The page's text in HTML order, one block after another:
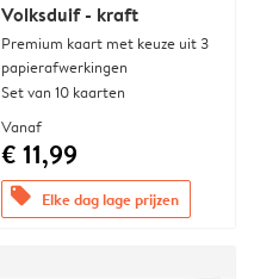
Volksduif - kraft
Premium kaart met keuze uit 3
papierafwerkingen
Set van 10 kaarten
Vanaf
€ 11,99
offers Elke dag lage prijzen